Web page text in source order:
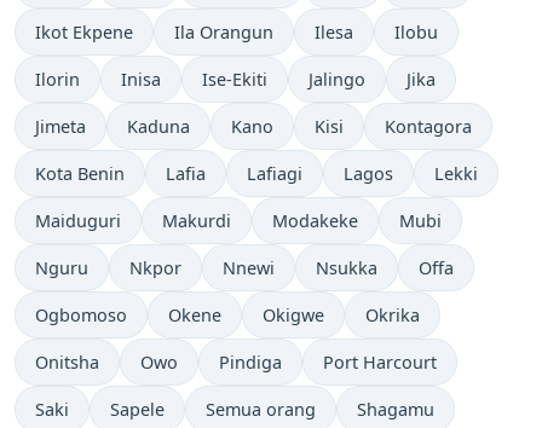
Ikot Ekpene Ila Orangun Ilesa Ilobu
Ilorin Inisa Ise-Ekiti Jalingo Jika
Jimeta Kaduna Kano Kisi Kontagora
Kota Benin Lafia Lafiagi Lagos Lekki
Maiduguri Makurdi Modakeke Mubi
Nguru Nkpor Nnewi Nsukka Offa
Ogbomoso Okene Okigwe Okrika
Onitsha Owo Pindiga Port Harcourt
Saki Sapele Semua orang Shagamu